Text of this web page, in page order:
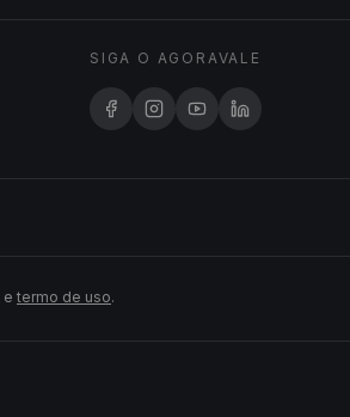
SIGA O AGORAVALE
e termo de uso.